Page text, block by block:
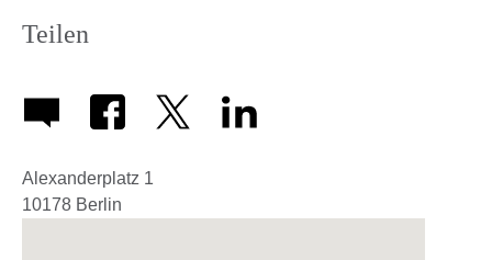
Teilen
Alexanderplatz 1
10178 Berlin